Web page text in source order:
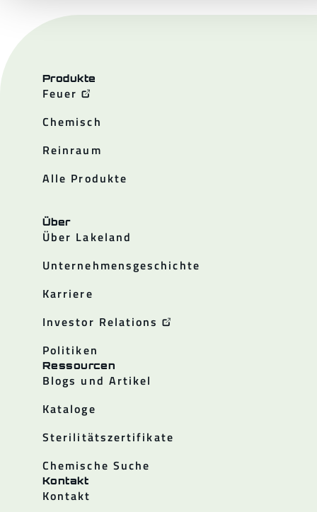
Produkte
Feuer
Chemisch
Reinraum
Alle Produkte
Über
Über Lakeland
Unternehmensgeschichte
Karriere
Investor Relations
Politiken
Ressourcen
Blogs und Artikel
Kataloge
Sterilitätszertifikate
Chemische Suche
Kontakt
Kontakt